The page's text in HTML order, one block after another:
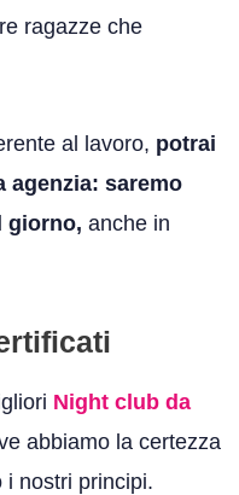
ragazze che
al lavoro, potrai
agenzia: saremo
giorno, anche in
Night club da
abbiamo la certezza
i nostri principi.